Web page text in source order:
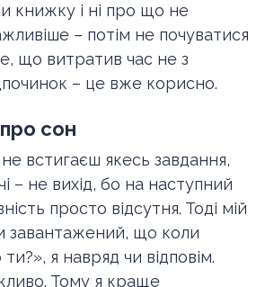
книжку і ні про що не
– потім не почуватися
що витратив час не з
– це вже корисно.
сон
встигаєш якесь завдання,
– не вихід, бо на наступний
просто відсутня. Тоді мій
завантажений, що коли
я навряд чи відповім.
Тому я краще